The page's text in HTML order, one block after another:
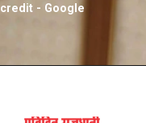
credit - Google